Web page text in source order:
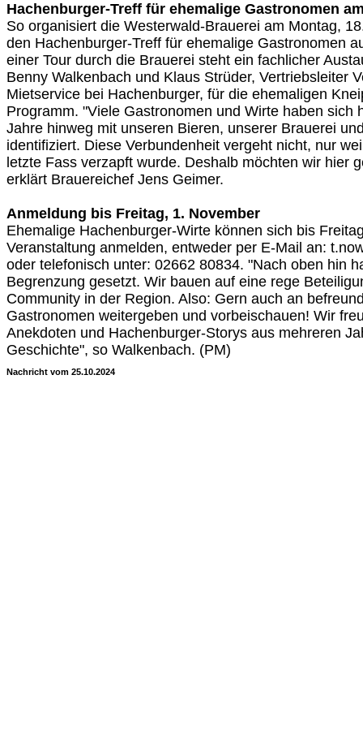
Hachenburger-Treff für ehemalige Gastronomen
So organisiert die Westerwald-Brauerei am Montag,
den Hachenburger-Treff für ehemalige Gastronomen
einer Tour durch die Brauerei steht ein fachlicher
Benny Walkenbach und Klaus Strüder, Vertriebsleiter
Mietservice bei Hachenburger, für die ehemaligen
Programm. "Viele Gastronomen und Wirte haben sich
Jahre hinweg mit unseren Bieren, unserer Brauerei
identifiziert. Diese Verbundenheit vergeht nicht, nur
letzte Fass verzapft wurde. Deshalb möchten wir hier
erklärt Brauereichef Jens Geimer.
Anmeldung bis Freitag, 1. November
Ehemalige Hachenburger-Wirte können sich bis
Veranstaltung anmelden, entweder per E-Mail an:
oder telefonisch unter: 02662 80834. "Nach oben hin
Begrenzung gesetzt. Wir bauen auf eine rege
Community in der Region. Also: Gern auch an
Gastronomen weitergeben und vorbeischauen! Wir
Anekdoten und Hachenburger-Storys aus mehreren
Geschichte", so Walkenbach. (PM)
Nachricht vom 25.10.2024